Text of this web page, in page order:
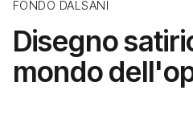
FONDO DALSANI
Disegno
mondo